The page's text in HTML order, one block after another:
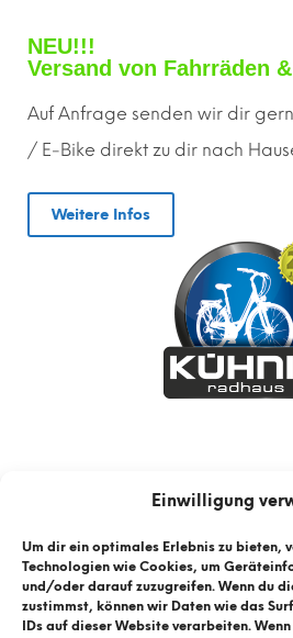
Einwilligung
Um dir ein optimales Erlebnis zu bieten,
Technologien wie Cookies, um
und/oder darauf zuzugreifen. Wenn du
zustimmst, können wir Daten wie das
IDs auf dieser Website verarbeiten.
NEU!!!
Versand von Fahrräden
Auf Anfrage senden wir dir gern
/ E-Bike direkt zu dir nach
Weitere Infos